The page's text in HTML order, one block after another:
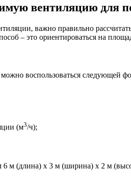
вентиляцию для
важно правильно
– это ориентироваться на
воспользоваться следующей
(м3/ч);
6 м (длина) х 3 м (ширина) х 2 м